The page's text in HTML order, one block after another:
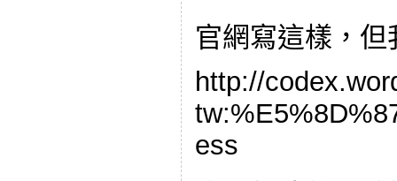
官網寫這樣，
http://
ess